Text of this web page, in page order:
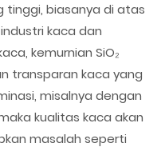
tinggi, biasanya di atas
kaca dan
kemurnian SiO₂
transparan kaca yang
misalnya dengan
kualitas kaca akan
masalah seperti